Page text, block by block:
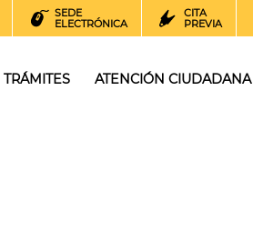
SEDE
ELECTRÓNICA
CITA
PREVIA
TRÁMITES ATENCIÓN CIUDADANA